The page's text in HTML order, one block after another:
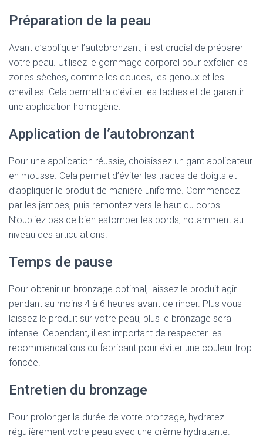
Préparation de la peau
Avant d’appliquer l’autobronzant, il est crucial de préparer
votre peau. Utilisez le gommage corporel pour exfolier les
zones sèches, comme les coudes, les genoux et les
chevilles. Cela permettra d’éviter les taches et de garantir
une application homogène.
Application de l’autobronzant
Pour une application réussie, choisissez un gant applicateur
en mousse. Cela permet d’éviter les traces de doigts et
d’appliquer le produit de manière uniforme. Commencez
par les jambes, puis remontez vers le haut du corps.
N’oubliez pas de bien estomper les bords, notamment au
niveau des articulations.
Temps de pause
Pour obtenir un bronzage optimal, laissez le produit agir
pendant au moins 4 à 6 heures avant de rincer. Plus vous
laissez le produit sur votre peau, plus le bronzage sera
intense. Cependant, il est important de respecter les
recommandations du fabricant pour éviter une couleur trop
foncée.
Entretien du bronzage
Pour prolonger la durée de votre bronzage, hydratez
régulièrement votre peau avec une crème hydratante.